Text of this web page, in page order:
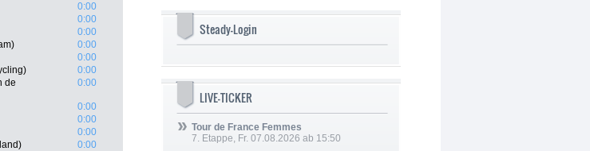
0:00
0:00
0:00
0:00
0:00
0:00
de
0:00
0:00
0:00
0:00
0:00
Steady-Login
LIVE-TICKER
Tour de France Femmes
7. Etappe, Fr. 07.08.2026 ab 15:50